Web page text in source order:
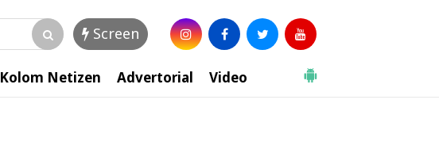
Screen
Kolom Netizen Advertorial Video